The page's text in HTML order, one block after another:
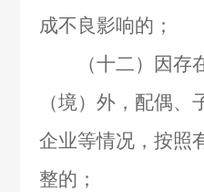
成不良影响的；
（十二）因存在
（境）外，配偶
企业等情况，按照
整的；